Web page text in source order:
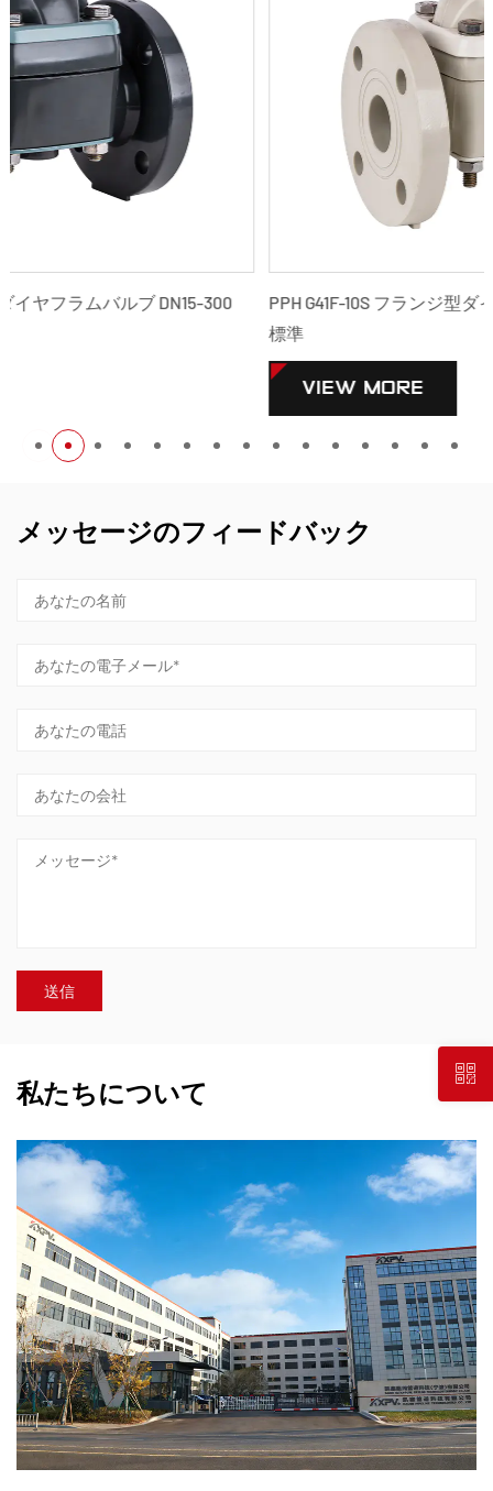
PPH G41F-10S フランジ型ダイヤフラムバルブ DN15-300
メッセージのフィードバック
私たちについて